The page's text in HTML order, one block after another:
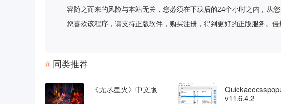
容随之而来的风险与本站无关，您必须在下载后的24个小时之内，从
您喜欢该程序，请支持正版软件，购买注册，得到更好的正版服务。
同类推荐
《无尽星火》中文版
v11.6.4.2